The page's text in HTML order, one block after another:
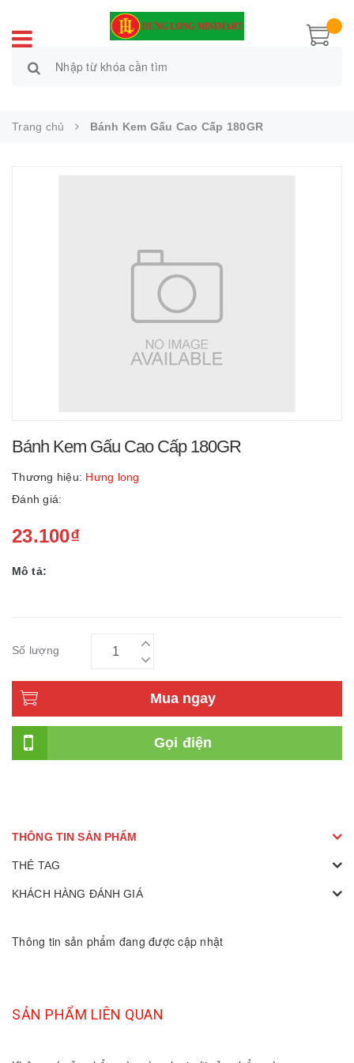
Trang chủ Bánh Kem Gấu Cao Cấp 180GR
Bánh Kem Gấu Cao Cấp 180GR
Thương hiệu: Hưng long
Đánh giá:
23.100₫
Mô tả:
Số lượng
Mua ngay
Gọi điện
THÔNG TIN SẢN PHẨM
THẺ TAG
KHÁCH HÀNG ĐÁNH GIÁ
Thông tin sản phẩm đang được cập nhật
SẢN PHẨM LIÊN QUAN